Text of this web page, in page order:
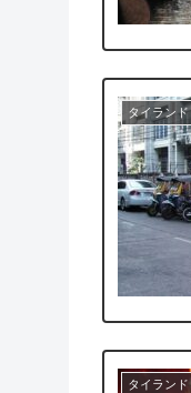
タイランド
タイランド